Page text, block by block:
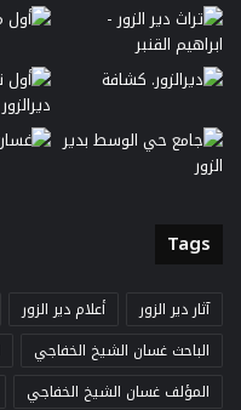
Tags
آثار دير الزور أعلام دير الزور
الباحث غسان الشيخ الخفاجي
المؤلف غسان الشيخ الخفاجي